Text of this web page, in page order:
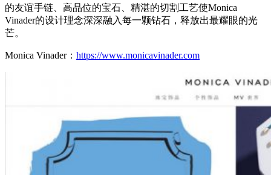
的友谊手链、高品位的宝石、精湛的切割工艺使Monica
Vinader的设计理念深深融入每一颗钻石，释放出最耀眼的光
芒。
Monica Vinader： https://www.monicavinader.com